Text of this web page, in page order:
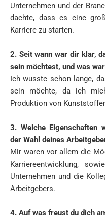
Unternehmen und der
dachte, dass es eine
Karriere zu starten.
2. Seit wann war dir klar,
sein möchtest, und was
Ich wusste schon lange,
sein möchte, da ich
Produktion von
3. Welche Eigenschaften
der Wahl deines
Mir waren vor allem die
Karriereentwicklung,
Unternehmen und die
Arbeitgebers.
4. Auf was freust du dich